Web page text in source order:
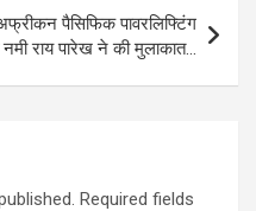
पैसिफिक पावरलिफ्टिंग
राय पारेख ने की मुलाकात…
Required fields